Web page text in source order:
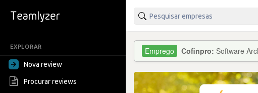
EXPLORAR
Nova review
Procurar reviews
Cofinpro: Software